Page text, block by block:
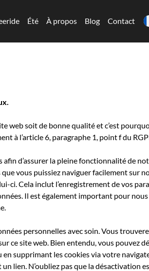
Été À propos Blog Contact
web soit de bonne qualité et c’est
à l’article 6, paragraphe 1, point f du
d’assurer la pleine fonctionnalité de
vous puissiez naviguer facilement sur
ci. Cela inclut l’enregistrement de vos
Il est également important pour
personnelles avec soin. Vous
ce site web. Bien entendu, vous pouvez
supprimant les cookies via votre
lien. N’oubliez pas que la désactivation